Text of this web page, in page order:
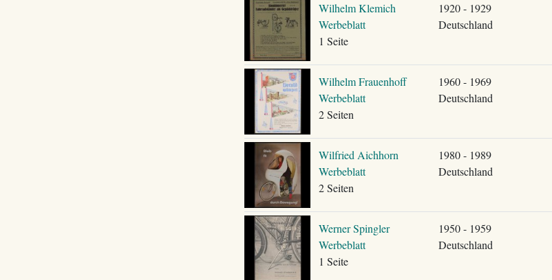
Wilhelm Klemich
Werbeblatt
1 Seite
1920 - 1929
Deutschland
Wilhelm Frauenhoff
Werbeblatt
2 Seiten
1960 - 1969
Deutschland
Wilfried Aichhorn
Werbeblatt
2 Seiten
1980 - 1989
Deutschland
Werner Spingler
Werbeblatt
1 Seite
1950 - 1959
Deutschland